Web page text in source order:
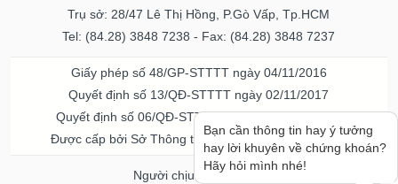
Trụ sở: 28/47 Lê Thị Hồng, P.Gò Vấp, Tp.HCM
Tel: (84.28) 3848 7238 - Fax: (84.28) 3848 7237
Giấy phép số 48/GP-STTTT ngày 04/11/2016
Quyết định số 13/QĐ-STTTT ngày 02/11/2017
Quyết định số 06/QĐ-STTTT-ICP ngày 20/07/2023
Được cấp bởi Sở Thông tin và Truyền thông TPHCM
Người chịu trách nhiệm
Bạn cần thông tin hay ý tưởng
hay lời khuyên về chứng khoán?
Hãy hỏi mình nhé!